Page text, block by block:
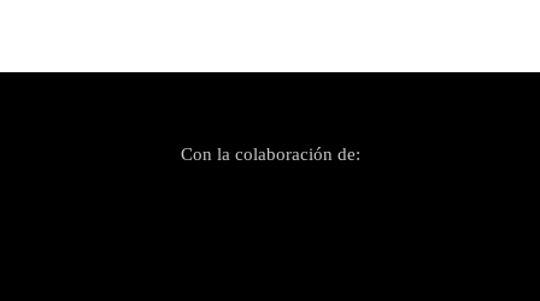
Con la colaboración de: